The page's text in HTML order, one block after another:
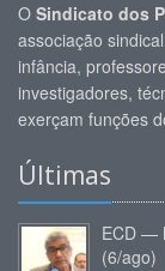
O Sindicato dos
associação
infância,
investigadores,
exerçam funções
Últimas
ECD —
(6/ago)